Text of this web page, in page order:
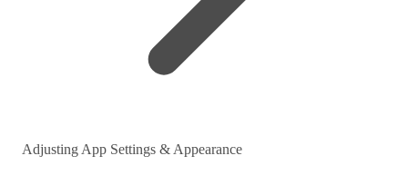
Adjusting App Settings & Appearance